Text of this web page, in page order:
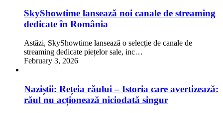
SkyShowtime lansează noi canale de streaming
dedicate în România
Astăzi, SkyShowtime lansează o selecție de canale de
streaming dedicate piețelor sale, inc…
February 3, 2026
Naziștii: Rețeia răului – Istoria care avertizează:
răul nu acționează niciodată singur